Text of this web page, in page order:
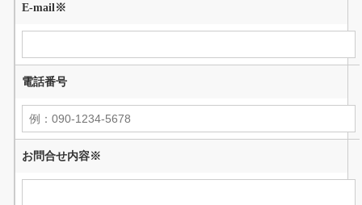
E-mail ※
電話番号
お問合せ内容※